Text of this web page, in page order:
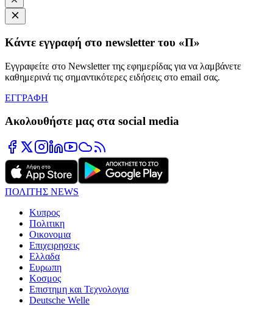
Κάντε εγγραφή στο newsletter του «Π»
Εγγραφείτε στο Newsletter της εφημερίδας για να λαμβάνετε
καθημερινά τις σημαντικότερες ειδήσεις στο email σας.
ΕΓΓΡΑΦΗ
Ακολουθήστε μας στα social media
ΠΟΛΙΤΗΣ NEWS
Κυπρος
Πολιτικη
Οικονομια
Επιχειρησεις
Ελλαδα
Ευρωπη
Κοσμος
Επιστημη και Τεχνολογια
Deutsche Welle